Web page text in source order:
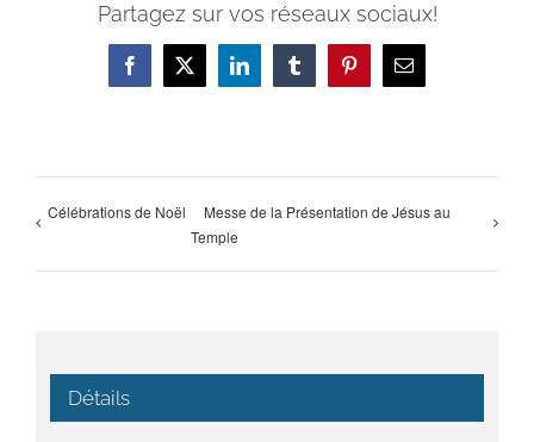
Partagez sur vos réseaux sociaux!
Facebook
X LinkedInTumblrPinterestEmail
Célébrations de Noël
Messe de la Présentation de Jésus au
Temple
Détails